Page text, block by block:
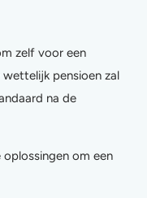
zelf voor een
pensioen zal
na de
oplossingen om een